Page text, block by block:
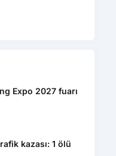
Expo 2027 fuarı
kazası: 1 ölü